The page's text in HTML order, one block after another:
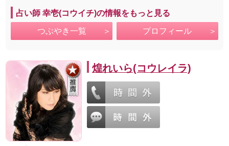
占い師 幸壱(コウイチ)の情報をもっと見る
つぶやき一覧 プロフィール
煌れいら(コウレイラ)